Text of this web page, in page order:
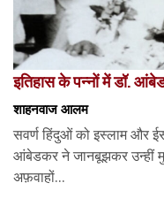
इतिहास के पन्नों में डॉ.
शाहनवाज आलम
सवर्ण हिंदुओं को इस्लाम और
आंबेडकर ने जानबूझकर उन्हीं
अफ़वाहों...